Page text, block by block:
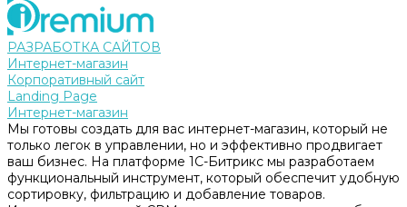
РАЗРАБОТКА САЙТОВ
Интернет-магазин
Корпоративный сайт
Landing Page
Интернет-магазин
Мы готовы создать для вас интернет-магазин, который не
только легок в управлении, но и эффективно продвигает
ваш бизнес. На платформе 1С-Битрикс мы разработаем
функциональный инструмент, который обеспечит удобную
сортировку, фильтрацию и добавление товаров.